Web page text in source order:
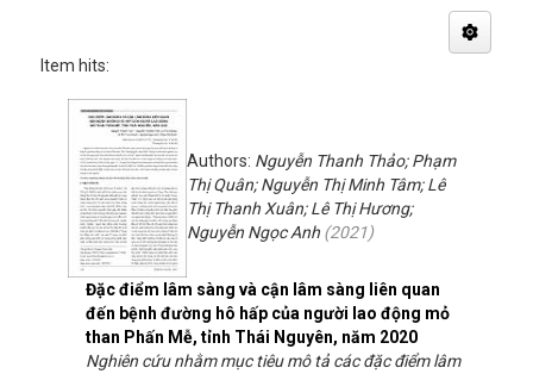
Item hits:
Đặc điểm lâm sàng và cận lâm sàng liên quan
đến bệnh đường hô hấp của người lao động mỏ
than Phấn Mễ, tỉnh Thái Nguyên, năm 2020
Authors: Nguyễn Thanh Thảo; Phạm
Thị Quân; Nguyễn Thị Minh Tâm; Lê
Thị Thanh Xuân; Lê Thị Hương;
Nguyễn Ngọc Anh (2021)
Nghiên cứu nhằm mục tiêu mô tả các đặc điểm lâm